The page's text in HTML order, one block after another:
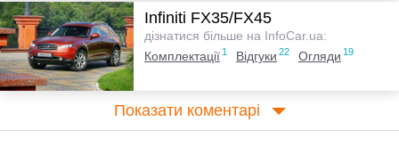
Infiniti FX35/FX45
дізнатися більше на InfoCar.ua:
Комплектації1 Відгуки 22 Огляди 19
Показати коментарі